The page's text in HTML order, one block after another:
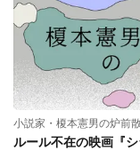
小説家・榎本憲男の炉前
ルール不在の映画『